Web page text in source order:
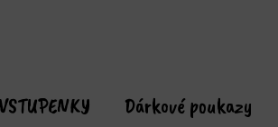
Dárkové poukazy